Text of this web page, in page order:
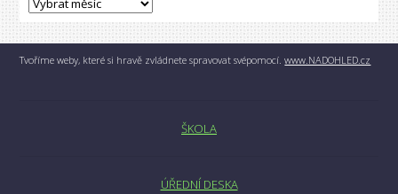
Tvoříme weby, které si hravě zvládnete spravovat svépomocí.www.NADOHLED.cz
ŠKOLA
ÚŘEDNÍ DESKA